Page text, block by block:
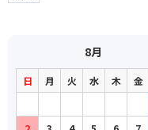
8月
日 月 火 水 木 金